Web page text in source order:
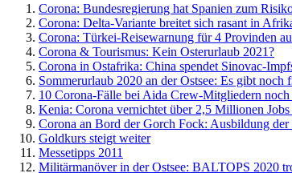
Corona: Bundesregierung hat Spanien zum
Corona: Delta-Variante breitet sich rasant in
Corona: Türkei-Reisewarnung für 4 Provinden
Corona & Tourismus: Kein Osterurlaub 2021?
Corona in Ostafrika: China spendet Sinovac-
Sommerurlaub 2020 an der Ostsee: Es gibt noch
10 Corona-Fälle bei Aida Crew-Mitgliedern
Kenia: Corona vernichtet über 2,5 Millionen
Corona an Bord der Gorch Fock: Ausbildung
Goldkurs steigt weiter
Messetipps 2011
Militärmanöver in der Ostsee: BALTOPS 2020